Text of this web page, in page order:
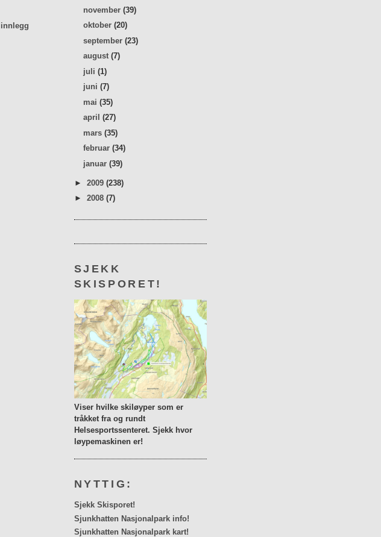
november(39)
oktober(20)
september(23)
august(7)
juli(1)
juni(7)
mai(35)
april(27)
mars(35)
februar(34)
januar(39)
► 2009 (238)
► 2008 (7)
SJEKK
SKISPORET!
Viser hvilke skiløyper som er
tråkket fra og rundt
Helsesportssenteret. Sjekk hvor
løypemaskinen er!
NYTTIG:
Sjekk Skisporet!
Sjunkhatten Nasjonalpark info!
Sjunkhatten Nasjonalpark kart!